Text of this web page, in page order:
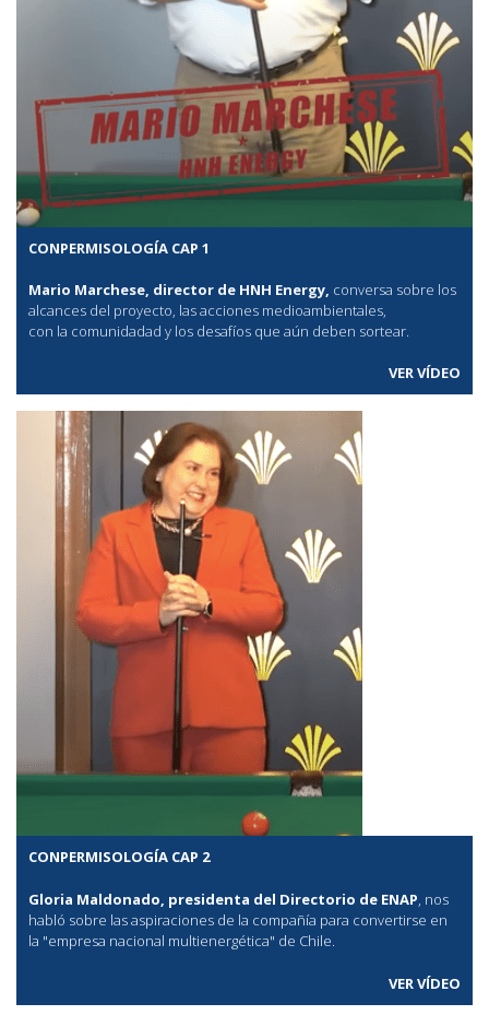
CONPERMISOLOGÍA CAP 1
Mario Marchese, director de HNH Energy, conversa sobre los
alcances del proyecto, las acciones medioambientales,
con la comunidadad y los desafíos que aún deben sortear.
VER VÍDEO
CONPERMISOLOGÍA CAP 2
Gloria Maldonado, presidenta del Directorio de ENAP, nos
habló sobre las aspiraciones de la compañía para convertirse en
la "empresa nacional multienergética" de Chile.
VER VÍDEO